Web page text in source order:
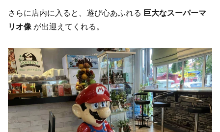
さらに店内に入ると、遊び心あふれる 巨大なスーパーマ
リオ像が出迎えてくれる。